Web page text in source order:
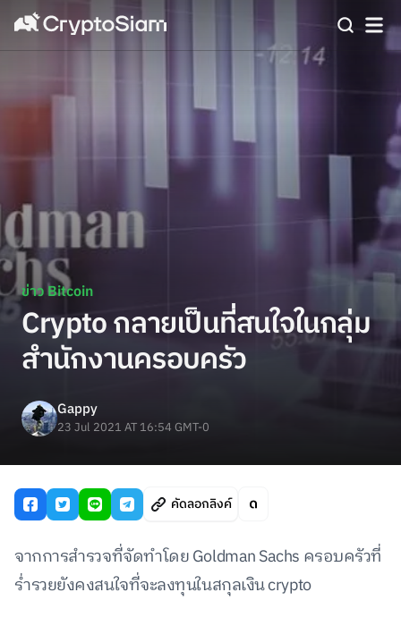
ข่าว Bitcoin
Crypto กลายเป็นที่สนใจในกลุ่ม
สำนักงานครอบครัว
Gappy
23 Jul 2021 AT 16:54 GMT-0
คัดลอกลิงค์
จากการสำรวจที่จัดทำโดย Goldman Sachs ครอบครัวที่
ร่ำรวยยังคงสนใจที่จะลงทุนในสกุลเงิน crypto